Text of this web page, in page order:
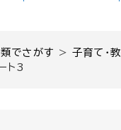
でさがす >子育て・
ト3